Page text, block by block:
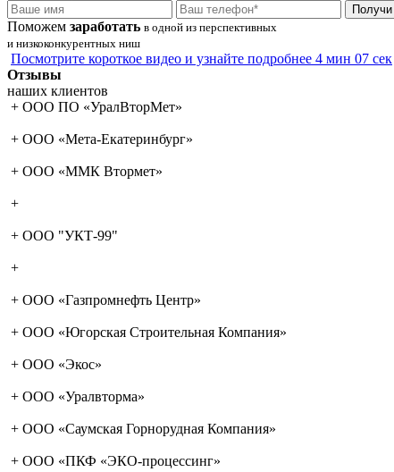
Поможем заработать в одной из перспективных
и низкоконкурентных ниш
Посмотрите короткое видео и узнайте подробнее 4 мин 07 сек
Отзывы
наших клиентов
+ ООО ПО «УралВторМет»
+ ООО «Мета-Екатеринбург»
+ ООО «ММК Втормет»
+
+ ООО "УКТ-99"
+
+ ООО «Газпромнефть Центр»
+ ООО «Югорская Строительная Компания»
+ ООО «Экос»
+ ООО «Уралвторма»
+ ООО «Саумская Горнорудная Компания»
+ ООО «ПКФ «ЭКО-процессинг»